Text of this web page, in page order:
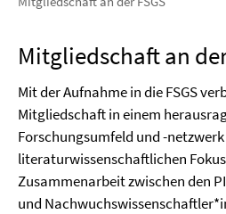
Mitgliedschaft an der
Mit der Aufnahme in die FSGS
Mitgliedschaft in einem
Forschungsumfeld und -
literaturwissenschaftlichen
Zusammenarbeit zwischen den
und